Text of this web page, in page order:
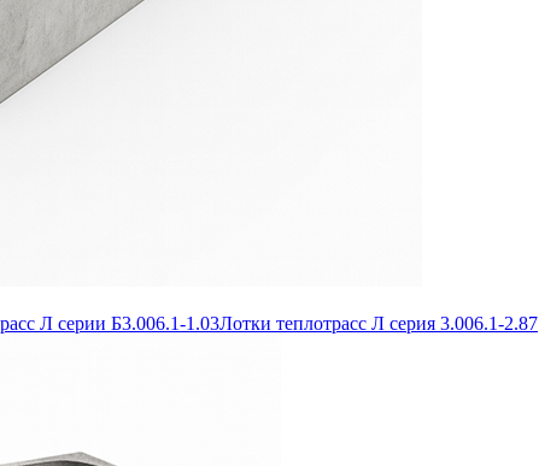
Л серии Б3.006.1-1.03Лотки теплотрасс Л серия 3.006.1-2.87